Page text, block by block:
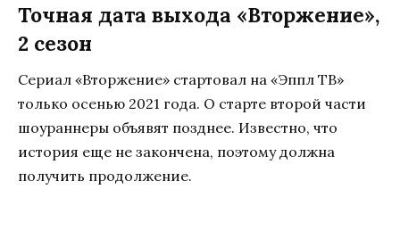
Точная дата выхода «Вторжение»,
2 сезон
Сериал «Вторжение» стартовал на «Эппл ТВ»
только осенью 2021 года. О старте второй части
шоураннеры объявят позднее. Известно, что
история еще не закончена, поэтому должна
получить продолжение.